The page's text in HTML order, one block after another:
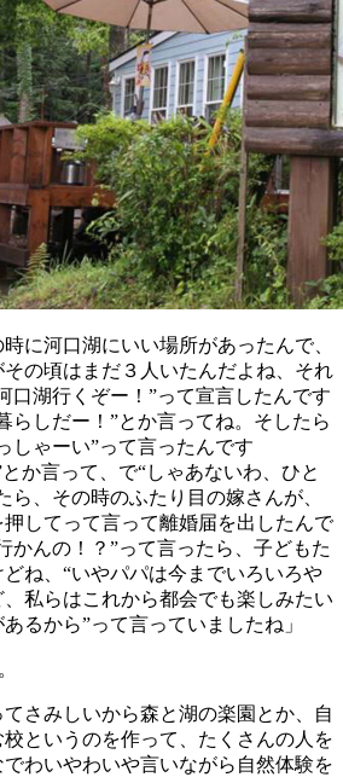
に河口湖にいい場所があったんで、
の頃はまだ３人いたんだよね、それ
口湖行くぞー！”って宣言したんです
らしだー！”とか言ってね。そしたら
しゃーい”って言ったんです
か言って、で“しゃあないわ、ひと
ら、その時のふたり目の嫁さんが、
してって言って離婚届を出したんで
かんの！？”って言ったら、子どもた
ね、“いやパパは今までいろいろや
私らはこれから都会でも楽しみたい
るから”って言っていましたね」
てさみしいから森と湖の楽園とか、自
というのを作って、たくさんの人を
わいやわいや言いながら自然体験を